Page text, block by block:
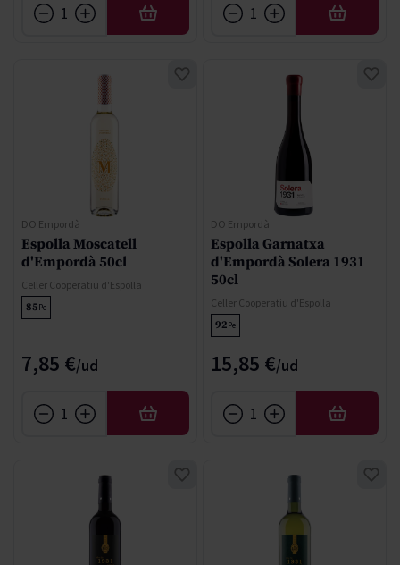
AÑADIR AÑADIR
DO Empordà
Espolla Moscatell
d'Empordà 50cl
Celler Cooperatiu d'Espolla
85Pe
7,85 €
AÑADIR
DO Empordà
Espolla Garnatxa
d'Empordà Solera 1931
50cl
Celler Cooperatiu d'Espolla
92Pe
15,85 €
AÑADIR